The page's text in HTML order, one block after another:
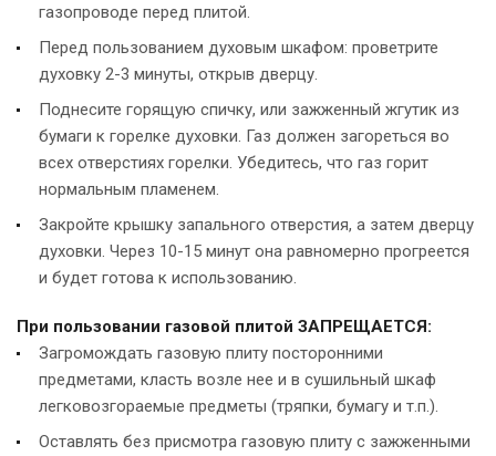
газопроводе перед плитой.
Перед пользованием духовым шкафом: проветрите
духовку 2-3 минуты, открыв дверцу.
Поднесите горящую спичку, или зажженный жгутик из
бумаги к горелке духовки. Газ должен загореться во
всех отверстиях горелки. Убедитесь, что газ горит
нормальным пламенем.
Закройте крышку запального отверстия, а затем дверцу
духовки. Через 10-15 минут она равномерно прогреется
и будет готова к использованию.
При пользовании газовой плитой ЗАПРЕЩАЕТСЯ:
Загромождать газовую плиту посторонними
предметами, класть возле нее и в сушильный шкаф
легковозгораемые предметы (тряпки, бумагу и т.п.).
Оставлять без присмотра газовую плиту с зажженными